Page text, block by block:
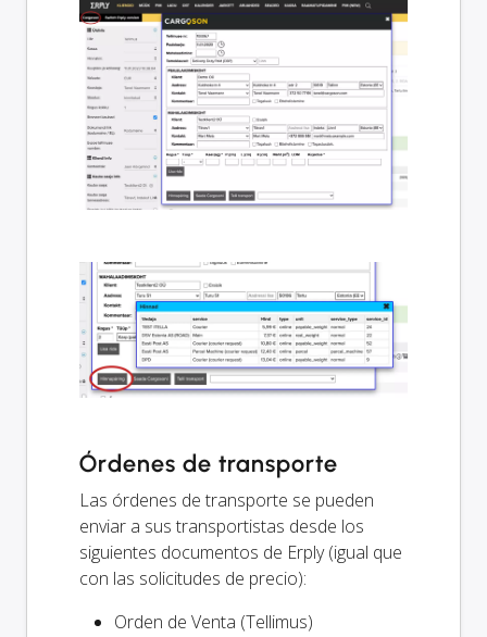
Órdenes de transporte
Las órdenes de transporte se pueden
enviar a sus transportistas desde los
siguientes documentos de Erply (igual que
con las solicitudes de precio):
Orden de Venta (Tellimus)